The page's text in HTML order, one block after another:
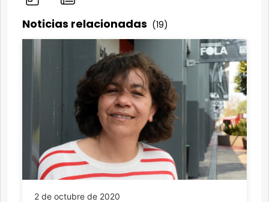
Noticias relacionadas (19)
2 de octubre de 2020